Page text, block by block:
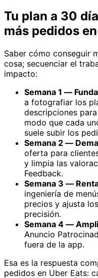
Tu plan a 30
más pedidos
Saber cómo conseguir
cosa; secuenciar el
impacto:
Semana 1 —
a fotografiar los
descripciones
modo que cada
suele subir los
Semana 2 —
oferta para
y limpia las
Feedback.
Semana 3 —
ingeniería de
precios y ajusta
precisión.
Semana 4 —
Anuncio
fuera de la app.
Esa es la respuesta
pedidos en Uber Eats: